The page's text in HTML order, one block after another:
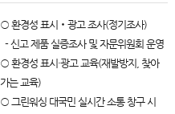
○ 환경성 표시‧광고 조사(정기조사)
- 신고 제품 실증조사 및 자문위원회 운영
○ 환경성 표시·광고 교육(재발방지, 찾아
가는 교육)
○ 그린워싱 대국민 실시간 소통 창구 시